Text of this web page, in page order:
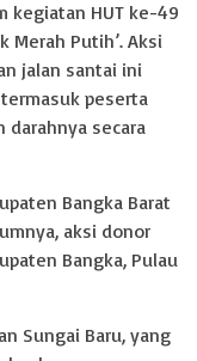
kegiatan HUT ke-49
Merah Putih’. Aksi
jalan santai ini
peserta
secara
Bangka Barat
aksi donor
Bangka, Pulau
Sungai Baru, yang